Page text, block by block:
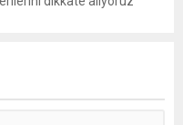
dinleyen Başkan İhsan